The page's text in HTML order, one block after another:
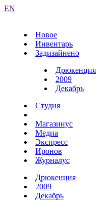
EN
Новое
Инвентарь
Задизайнено
Дрюкенция
2009
Декабрь
Студия
Магазинус
Медиа
Экспресс
Иронов
Журналус
Дрюкенция
2009
Декабрь